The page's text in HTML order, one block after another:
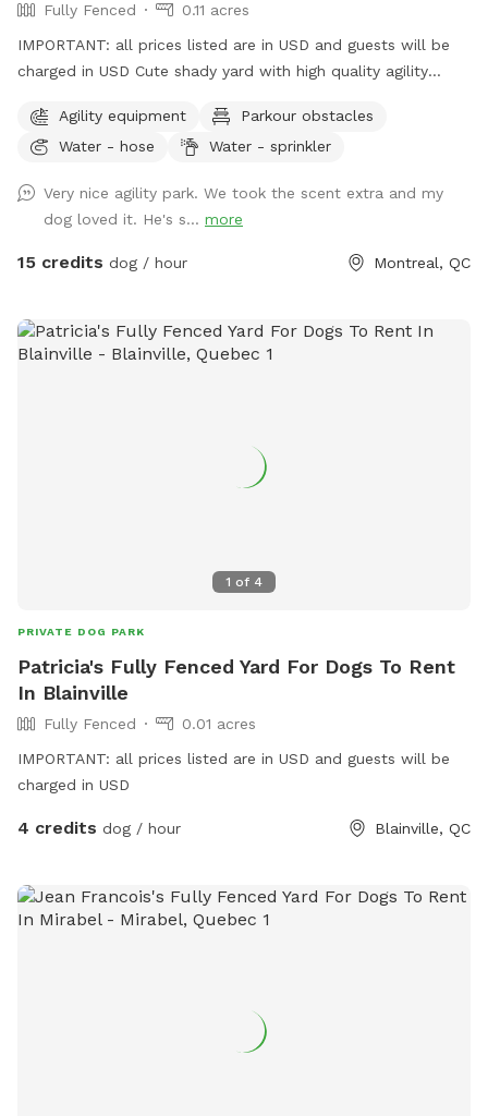
Fully Fenced
0.11 acres
IMPORTANT: all prices listed are in USD and guests will be
charged in USD Cute shady yard with high quality agility
private for the person booking. I will let you know if there is
someone booked right before of after your booking to avoid
obstacles: - 8ft A frame (almost regulation height), -
Adjustable see saw (can be set to regulation height), - 2x
high quality PVC tunnels (10ft & 15ft long), - 2x 6 pole weave
Hoops - 3x barrel - 2x "gate"
Agility equipment
Parkour obstacles
Water - hose
Water - sprinkler
Very nice agility park. We took the scent extra and my
dog loved it. He's s... more
15 credits dog / hour Montreal, QC
1 of 4
PRIVATE DOG PARK
Patricia's Fully Fenced Yard For Dogs To Rent
In Blainville
Fully Fenced
0.01 acres
IMPORTANT: all prices listed are in USD and guests will be
charged in USD
4 credits dog / hour Blainville, QC